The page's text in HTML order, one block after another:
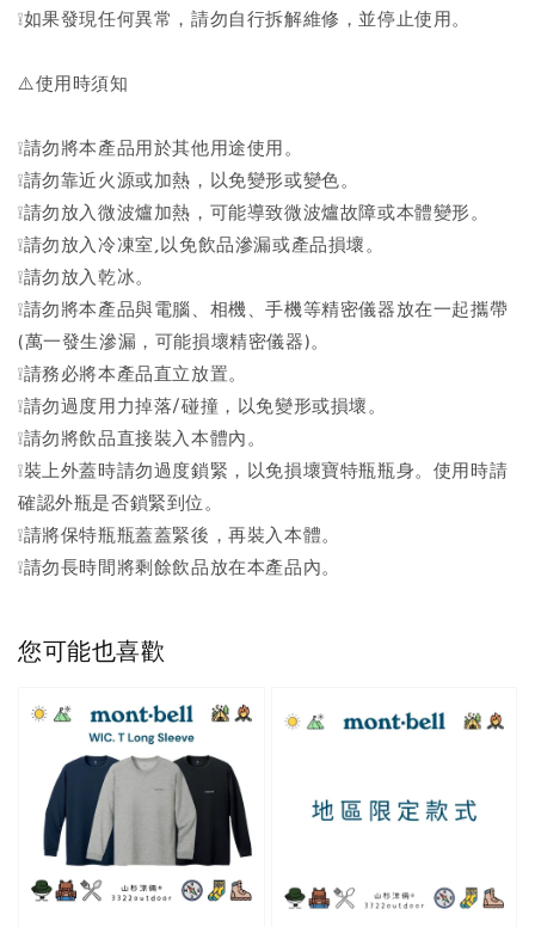
❕如果發現任何異常，請勿自行拆解維修，並停止使用。
⚠️使用時須知
❕請勿將本產品用於其他用途使用。
❕請勿靠近火源或加熱，以免變形或變色。
❕請勿放入微波爐加熱，可能導致微波爐故障或本體變形。
❕請勿放入冷凍室,以免飲品滲漏或產品損壞。
❕請勿放入乾冰。
❕請勿將本產品與電腦、相機、手機等精密儀器放在一起攜帶
(萬一發生滲漏，可能損壞精密儀器)。
❕請務必將本產品直立放置。
❕請勿過度用力掉落/碰撞，以免變形或損壞。
❕請勿將飲品直接裝入本體內。
❕裝上外蓋時請勿過度鎖緊，以免損壞寶特瓶瓶身。使用時請
確認外瓶是否鎖緊到位。
❕請將保特瓶瓶蓋蓋緊後，再裝入本體。
❕請勿長時間將剩餘飲品放在本產品內。
您可能也喜歡